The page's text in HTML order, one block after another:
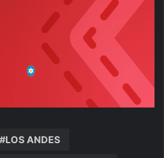
LOS ANDES